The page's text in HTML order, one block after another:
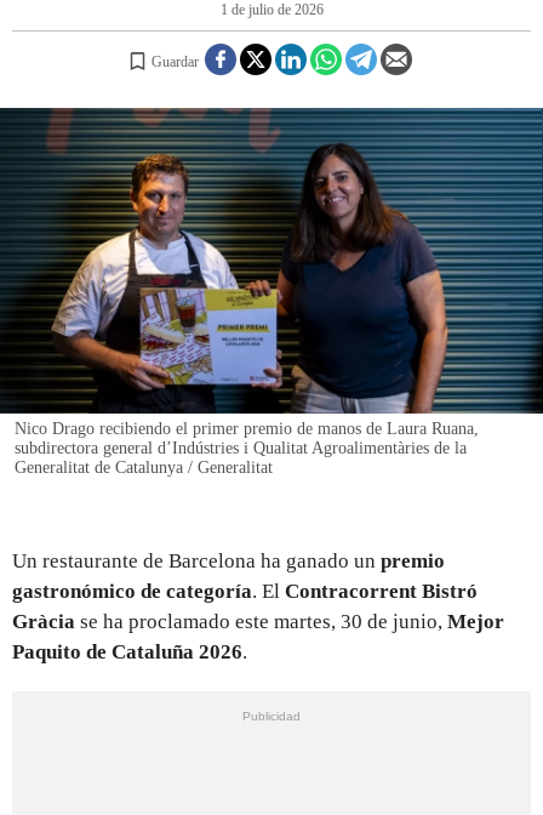
REGISTRO
INICIAR SESIÓN
1 de julio de 2026
Guardar
Nico Drago recibiendo el primer premio de manos de Laura Ruana,
subdirectora general d’Indústries i Qualitat Agroalimentàries de la
Generalitat de Catalunya / Generalitat
Un restaurante de Barcelona ha ganado un premio
gastronómico de categoría. El Contracorrent Bistró
Gràcia se ha proclamado este martes, 30 de junio, Mejor
Paquito de Cataluña 2026.